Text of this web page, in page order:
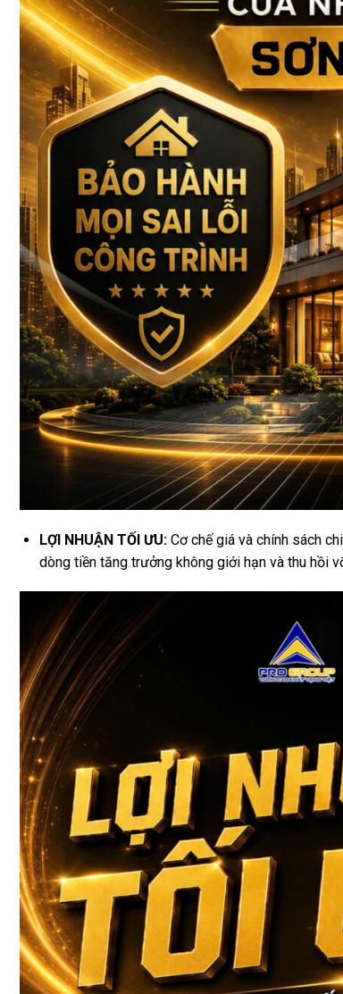
LỢI NHUẬN TỐI ƯU: Cơ chế giá và chính sách
dòng tiền tăng trưởng không giới hạn và thu hồi